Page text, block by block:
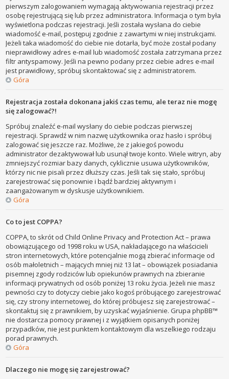
pierwszym zalogowaniem wymagają aktywowania rejestracji przez
osobę rejestrującą się lub przez administratora. Informacja o tym była
wyświetlona podczas rejestracji. Jeśli została wysłana do ciebie
wiadomość e-mail, postępuj zgodnie z zawartymi w niej instrukcjami.
Jeżeli taka wiadomość do ciebie nie dotarła, być może został podany
nieprawidłowy adres e-mail lub wiadomość została zatrzymana przez
filtr antyspamowy. Jeśli na pewno podany przez ciebie adres e-mail
jest prawidłowy, spróbuj skontaktować się z administratorem.
Góra
Rejestracja została dokonana jakiś czas temu, ale teraz nie mogę
się zalogować?!
Spróbuj znaleźć e-mail wysłany do ciebie podczas pierwszej
rejestracji. Sprawdź w nim nazwę użytkownika oraz hasło i spróbuj
zalogować się jeszcze raz. Możliwe, że z jakiegoś powodu
administrator dezaktywował lub usunął twoje konto. Wiele witryn, aby
zmniejszyć rozmiar bazy danych, cyklicznie usuwa użytkowników,
którzy nic nie pisali przez dłuższy czas. Jeśli tak się stało, spróbuj
zarejestrować się ponownie i bądź bardziej aktywnym i
zaangażowanym w dyskusje użytkownikiem.
Góra
Co to jest COPPA?
COPPA, to skrót od Child Online Privacy and Protection Act – prawa
obowiązującego od 1998 roku w USA, nakładającego na właścicieli
stron internetowych, które potencjalnie mogą zbierać informacje od
osób małoletnich – mających mniej niż 13 lat – obowiązek posiadania
pisemnej zgody rodziców lub opiekunów prawnych na zbieranie
informacji prywatnych od osób poniżej 13 roku życia. Jeżeli nie masz
pewności czy to dotyczy ciebie jako kogoś próbującego zarejestrować
się, czy strony internetowej, do której próbujesz się zarejestrować –
skontaktuj się z prawnikiem, by uzyskać wyjaśnienie. Grupa phpBB™
nie dostarcza pomocy prawnej i z wyjątkiem opisanych poniżej
przypadków, nie jest punktem kontaktowym dla wszelkiego rodzaju
porad prawnych.
Góra
Dlaczego nie mogę się zarejestrować?